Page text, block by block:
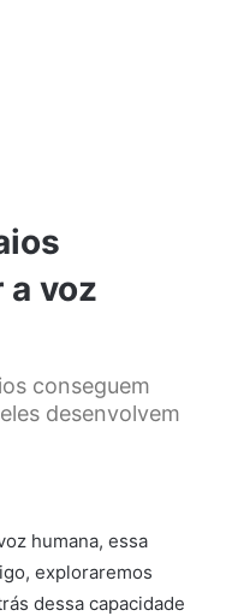
voz
conseguem
desenvolvem
humana, essa
exploraremos
dessa capacidade